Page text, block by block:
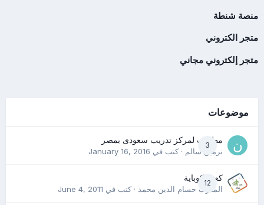
منصة شنطة
متجر الكتروني
متجر إلكتروني مجاني
موضوعات
3
مطلوب لمركز تدريب سعودى بمصر
نرمين سالم· كتب في January 16, 2016
12
كعب كوباية
المدرب حسام الدين محمد· كتب في June 4, 2011